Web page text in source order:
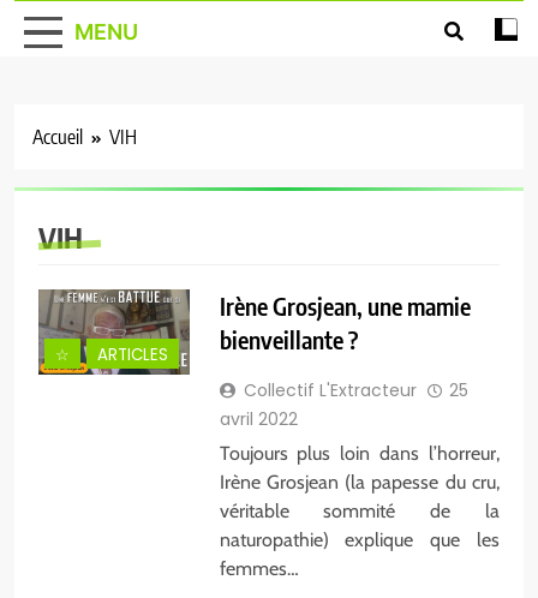
MENU
Accueil VIH
VIH
☆ ARTICLES
Irène Grosjean, une mamie
bienveillante ?
Collectif L'Extracteur
25
avril 2022
Toujours plus loin dans l’horreur,
Irène Grosjean (la papesse du cru,
véritable sommité de la
naturopathie) explique que les
femmes…